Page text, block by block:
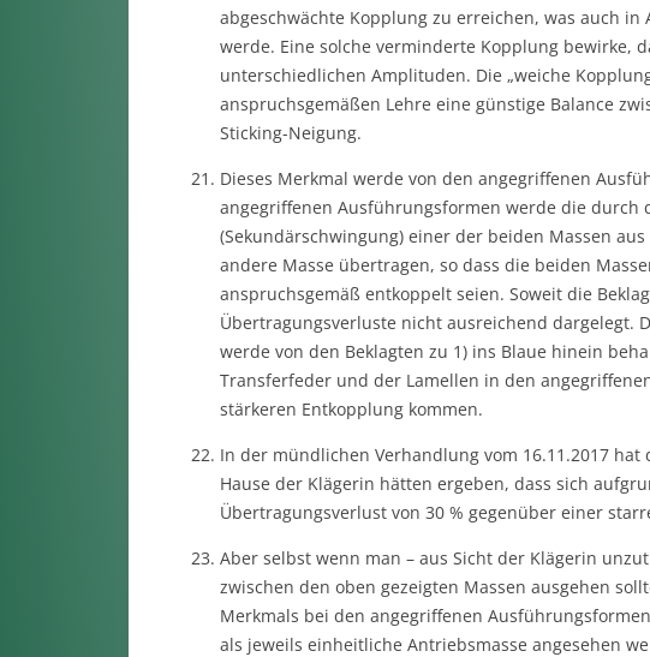
abgeschwächte Kopplung zu erreichen, was auch
werde. Eine solche verminderte Kopplung bewirke,
unterschiedlichen Amplituden. Die „weiche
anspruchsgemäßen Lehre eine günstige Balance
Sticking-Neigung.
Dieses Merkmal werde von den angegriffenen
angegriffenen Ausführungsformen werde die durch
(Sekundärschwingung) einer der beiden Massen
andere Masse übertragen, so dass die beiden
anspruchsgemäß entkoppelt seien. Soweit die
Übertragungsverluste nicht ausreichend dargelegt.
werde von den Beklagten zu 1) ins Blaue hinein
Transferfeder und der Lamellen in den
stärkeren Entkopplung kommen.
In der mündlichen Verhandlung vom 16.11.2017
Hause der Klägerin hätten ergeben, dass sich
Übertragungsverlust von 30 % gegenüber einer
Aber selbst wenn man – aus Sicht der Klägerin
zwischen den oben gezeigten Massen ausgehen
Merkmals bei den angegriffenen
als jeweils einheitliche Antriebsmasse angesehen